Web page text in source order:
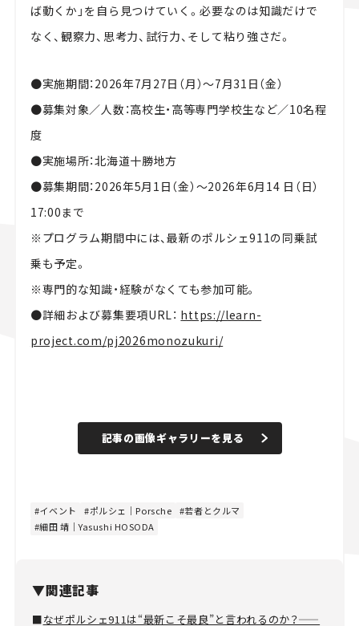
ば動くか」を自ら見つけていく。必要なのは知識だけで
なく、観察力、思考力、試行力、そして粘り強さだ。
●実施期間：2026年7月27日（月）〜7月31日（金）
●募集対象／人数：高校生・高等専門学校生など／10名程
度
●実施場所：北海道十勝地方
●募集期間：2026年5月1日（金）〜2026年6月14 日（日）
17:00まで
※プログラム期間中には、最新のポルシェ911の同乗試
乗も予定。
※専門的な知識・経験がなくても参加可能。
●詳細および募集要項URL： https://learn-
project.com/pj2026monozukuri/
記事の画像ギャラリーを見る
イベント ポルシェ｜Porsche
若者とクルマ
細田 靖｜Yasushi HOSODA
▼関連記事
■なぜポルシェ911は“最新こそ最良”と言われるのか？——